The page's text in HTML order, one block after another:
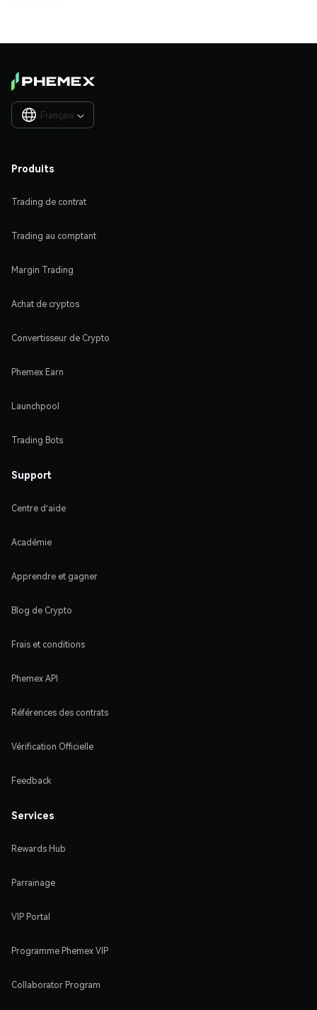
Français 
Produits
Trading de contrat
Trading au comptant
Margin Trading
Achat de cryptos
Convertisseur de Crypto
Phemex Earn
Launchpool
Trading Bots
Support
Centre d'aide
Académie
Apprendre et gagner
Blog de Crypto
Frais et conditions
Phemex API
Références des contrats
Vérification Officielle
Feedback
Services
Rewards Hub
Parrainage
VIP Portal
Programme Phemex VIP
Collaborator Program